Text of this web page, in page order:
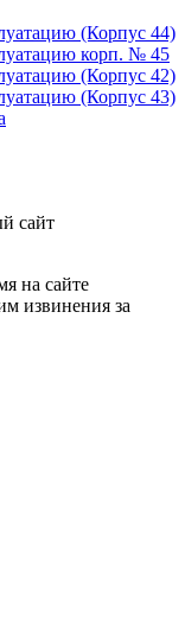
(Корпус 44)
корп. № 45
(Корпус 42)
(Корпус 43)
сайт
на сайте
извинения за